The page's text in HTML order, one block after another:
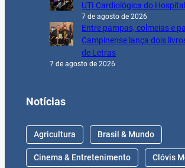
UTI Cardiológica do
7 de agosto de 2026
Entre pampas, colmeias e
Campinense lança dois
de Letras
7 de agosto de 2026
Notícias
Agricultura Brasil & Mundo
Cinema & Entretenimento Clóvis